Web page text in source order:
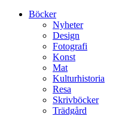
Böcker
Nyheter
Design
Fotografi
Konst
Mat
Kulturhistoria
Resa
Skrivböcker
Trädgård